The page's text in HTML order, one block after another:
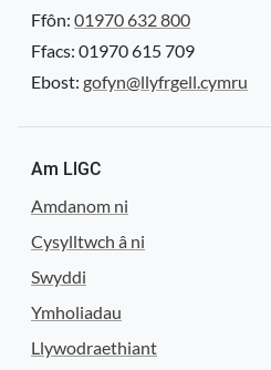
Ffôn: 01970 632 800
Ffacs: 01970 615 709
Ebost: gofyn@llyfrgell.cymru
Am LlGC
Amdanom ni
Cysylltwch â ni
Swyddi
Ymholiadau
Llywodraethiant